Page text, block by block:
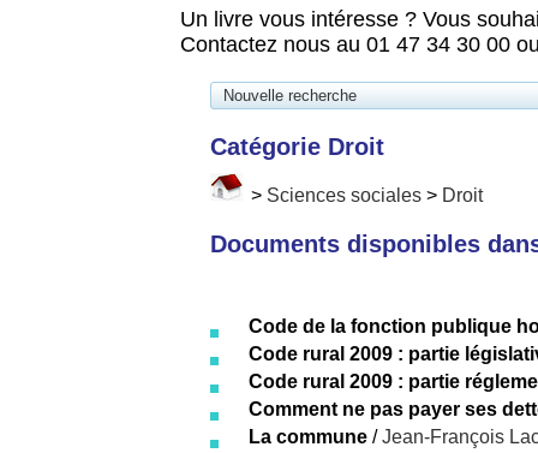
Un livre vous intéresse ? Vous
Contactez nous au 01 47 34 30 00
Nouvelle recherche
Catégorie Droit
> Sciences sociales > Droit
Documents disponibles
Code de la fonction publique
Code rural 2009 : partie
Code rural 2009 : partie
Comment ne pas payer ses
La commune /Jean-François